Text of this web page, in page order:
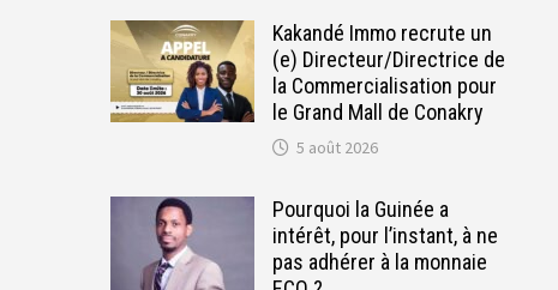
Kakandé Immo recrute un
(e) Directeur/Directrice de
la Commercialisation pour
le Grand Mall de Conakry
5 août 2026
Pourquoi la Guinée a
intérêt, pour l’instant, à ne
pas adhérer à la monnaie